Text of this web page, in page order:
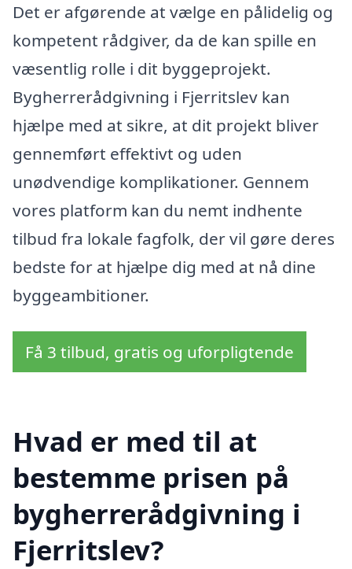
Det er afgørende at vælge en pålidelig og
kompetent rådgiver, da de kan spille en
væsentlig rolle i dit byggeprojekt.
Bygherrerådgivning i Fjerritslev kan
hjælpe med at sikre, at dit projekt bliver
gennemført effektivt og uden
unødvendige komplikationer. Gennem
vores platform kan du nemt indhente
tilbud fra lokale fagfolk, der vil gøre deres
bedste for at hjælpe dig med at nå dine
byggeambitioner.
Få 3 tilbud, gratis og uforpligtende
Hvad er med til at
bestemme prisen på
bygherrerådgivning i
Fjerritslev?